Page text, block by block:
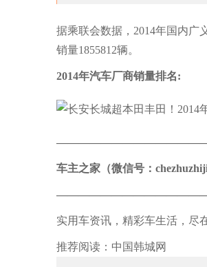
据乘联会数据，2014年国内广
销量1855812辆。
2014年汽车厂商销量排名:
车主之家（微信号：
实用车资讯，精彩车生活，尽
推荐阅读： 中国韩城网
侣谁在你心中最登